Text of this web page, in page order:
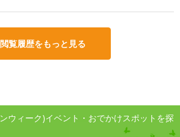
閲覧履歴をもっと見る
ウィーク)イベント・おでかけスポットを探